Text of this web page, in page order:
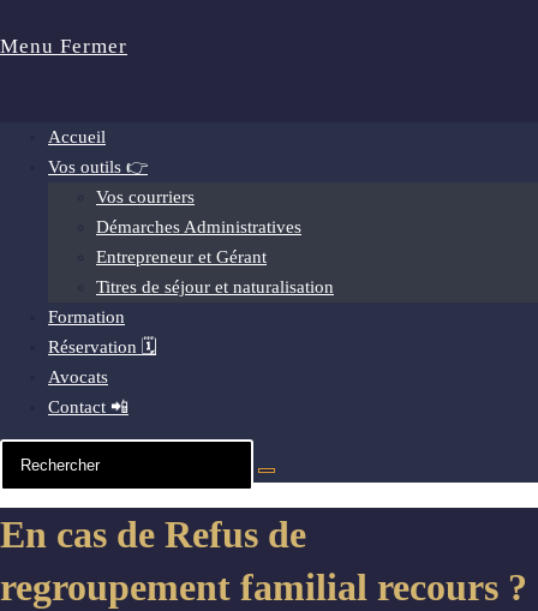
Menu Fermer
Accueil
Vos outils 👉
Vos courriers
Démarches Administratives
Entrepreneur et Gérant
Titres de séjour et naturalisation
Formation
Réservation 🗓️
Avocats
Contact 📲
En cas de Refus de
regroupement familial recours ?